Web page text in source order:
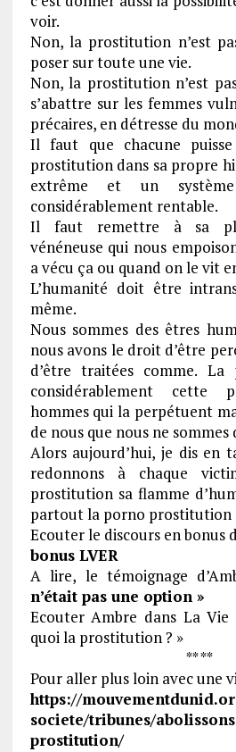
voir.
Non, la prostitution n’est
poser sur toute une vie.
Non, la prostitution n’est
s’abattre sur les femmes
précaires, en détresse du
Il faut que chacune
prostitution dans sa propre
extrême et un
considérablement rentable.
Il faut remettre à sa
vénéneuse qui nous
a vécu ça ou quand on le vit
L’humanité doit être
même.
Nous sommes des êtres
nous avons le droit d’être
d’être traitées comme. La
considérablement cette
hommes qui la perpétuent
de nous que nous ne sommes
Alors aujourd’hui, je dis en
redonnons à chaque
prostitution sa flamme
partout la porno prostitution
Ecouter le discours en bonus
bonus LVER
A lire, le témoignage
n’était pas une option »
Ecouter Ambre dans La Vie
quoi la prostitution ? »
** **
Pour aller plus loin avec une
https://
societe/tribunes/
prostitution/